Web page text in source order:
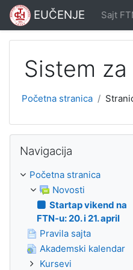
Idi na glavni sadržaj
EUČENJE Sajt
Sistem
Početna stranica
Navigacija
Početna stranica
Novosti
Startap vikend na
FTN-u: 20. i 21. april
Pravila sajta
Akademski kalendar
Kursevi